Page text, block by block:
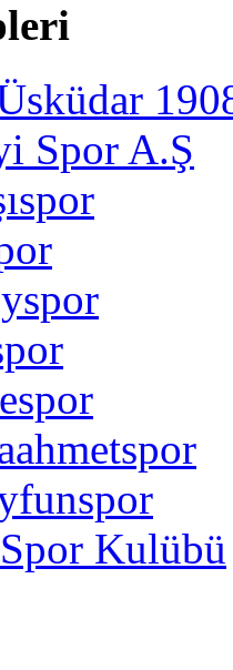
Spor A.Ş
Spor Kulübü